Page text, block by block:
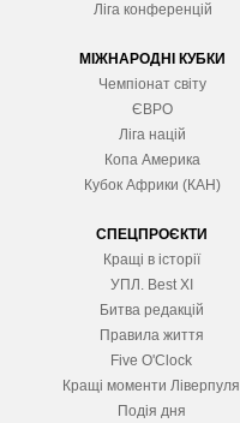
Ліга конференцій
МІЖНАРОДНІ КУБКИ
Чемпіонат світу
ЄВРО
Ліга націй
Копа Америка
Кубок Африки (КАН)
СПЕЦПРОЄКТИ
Кращі в історії
УПЛ. Best XІ
Битва редакцій
Правила життя
Five O'Clock
Кращі моменти Ліверпуля
Подія дня